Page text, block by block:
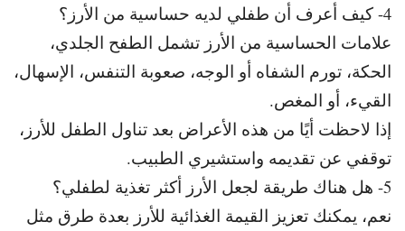
4- كيف أعرف أن طفلي لديه حساسية من الأرز؟
علامات الحساسية من الأرز تشمل الطفح الجلدي،
الحكة، تورم الشفاه أو الوجه، صعوبة التنفس، الإسهال،
القيء، أو المغص.
إذا لاحظت أيًا من هذه الأعراض بعد تناول الطفل للأرز،
توقفي عن تقديمه واستشيري الطبيب.
5- هل هناك طريقة لجعل الأرز أكثر تغذية لطفلي؟
نعم، يمكنك تعزيز القيمة الغذائية للأرز بعدة طرق مثل